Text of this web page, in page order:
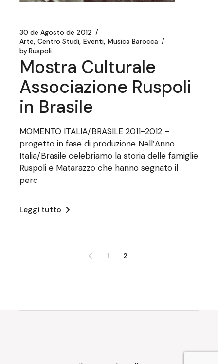
30 de Agosto de 2012
Arte Centro Studi Eventi Musica Barocca
byRuspoli
Mostra Culturale
Associazione Ruspoli
in Brasile
MOMENTO ITALIA/BRASILE 2011-2012 –
progetto in fase di produzione Nell’Anno
Italia/Brasile celebriamo la storia delle famiglie
Ruspoli e Matarazzo che hanno segnato il
perc
Leggi tutto
Paginazione1 2